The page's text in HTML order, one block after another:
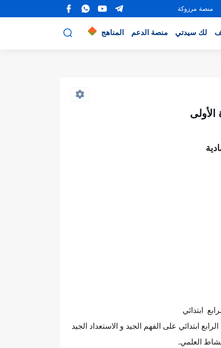
منصة مرزوكة
لك سيدتي منصة الدعم المناهج
ابتدائي
ابتدائي على الفهم الجيد و الاستعداد الجيد
العلمي.